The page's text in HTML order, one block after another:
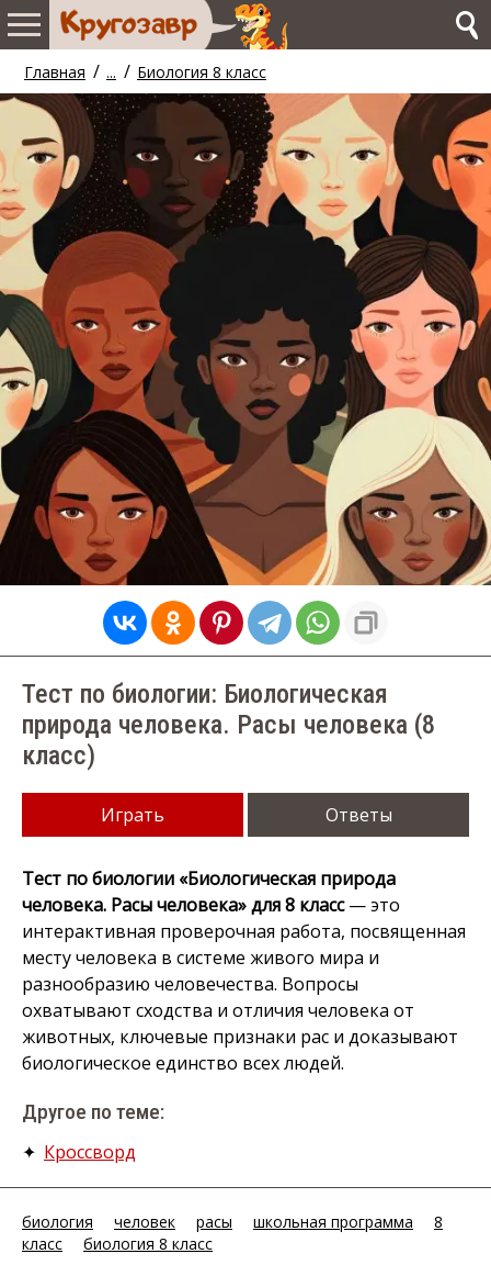
Главная / ... / Биология 8 класс
Тест по биологии: Биологическая
природа человека. Расы человека (8
класс)
Играть Ответы
Тест по биологии «Биологическая природа
человека. Расы человека» для 8 класс— это
интерактивная проверочная работа, посвященная
месту человека в системе живого мира и
разнообразию человечества. Вопросы
охватывают сходства и отличия человека от
животных, ключевые признаки рас и доказывают
биологическое единство всех людей.
Другое по теме:
✦ Кроссворд
биология человек расы школьная программа
8
класс
биология 8 класс